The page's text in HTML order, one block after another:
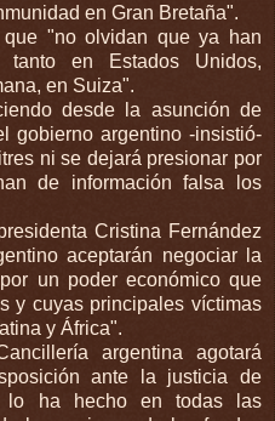
en Gran Bretaña".
"no olvidan que ya han
en Estados Unidos,
en Suiza".
desde la asunción de
gobierno argentino -insistió-
ni se dejará presionar por
de información falsa los
Cristina Fernández
aceptarán negociar la
un poder económico que
y cuyas principales víctimas
y África".
argentina agotará
ante la justicia de
lo ha hecho en todas las